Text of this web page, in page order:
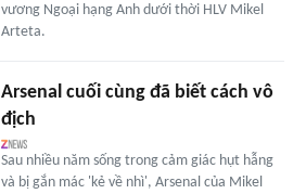
vương Ngoại hạng Anh dưới thời HLV Mikel
Arteta.
Arsenal cuối cùng đã biết cách vô
địch
Sau nhiều năm sống trong cảm giác hụt hẫng
và bị gắn mác 'kẻ về nhì', Arsenal của Mikel